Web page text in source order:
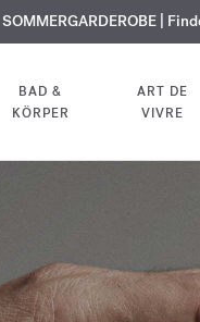
EXKLUSIV | Erhalten Sie
GRAVUR | Auf
SOMMERGARDEROBE |
BAD &
KÖRPER
ART DE
VIVRE